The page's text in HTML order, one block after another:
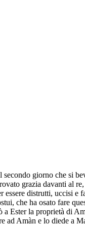
giorno che si
grazia davanti al
distrutti, uccisi
che ha osato fare
Ester la proprietà di
ad Amàn e lo diede a